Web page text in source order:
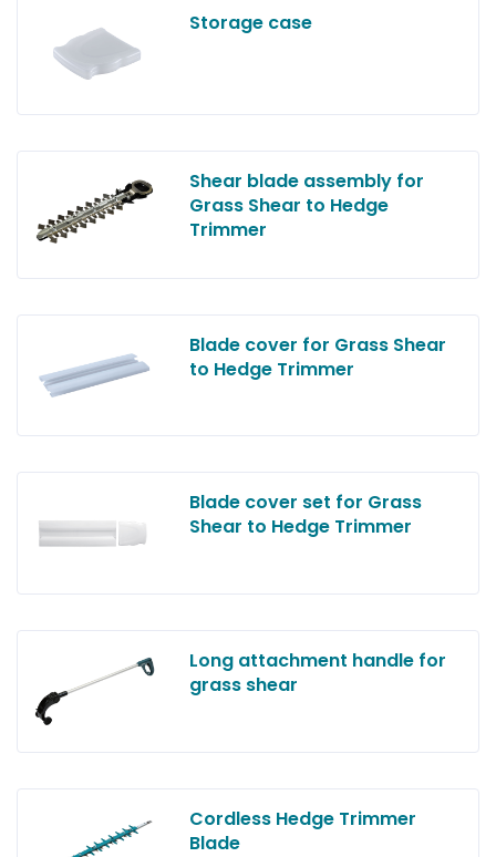
Storage case
Shear blade assembly for
Grass Shear to Hedge
Trimmer
Blade cover for Grass Shear
to Hedge Trimmer
Blade cover set for Grass
Shear to Hedge Trimmer
Long attachment handle for
grass shear
Cordless Hedge Trimmer
Blade